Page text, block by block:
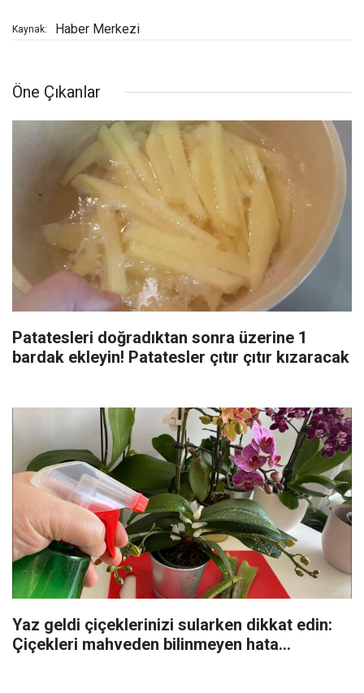
Kaynak: Haber Merkezi
Öne Çıkanlar
Patatesleri doğradıktan sonra üzerine 1
bardak ekleyin! Patatesler çıtır çıtır kızaracak
Yaz geldi çiçeklerinizi sularken dikkat edin:
Çiçekleri mahveden bilinmeyen hata...